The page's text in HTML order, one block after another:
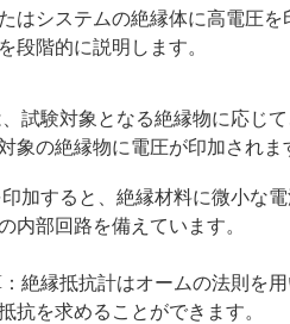
はシステムの絶縁体に高電圧
段階的に説明します。
試験対象となる絶縁物に応じ
象の絶縁物に電圧が印加されま
加すると、絶縁材料に微小な
内部回路を備えています。
絶縁抵抗計はオームの法則を
抗を求めることができます。